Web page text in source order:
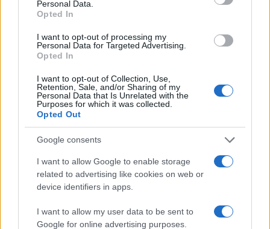
Personal Data.
Opted In
I want to opt-out of processing my
Personal Data for Targeted Advertising.
Opted In
I want to opt-out of Collection, Use,
Retention, Sale, and/or Sharing of my
Personal Data that Is Unrelated with the
Purposes for which it was collected.
Opted Out
Google consents
I want to allow Google to enable storage
related to advertising like cookies on web or
device identifiers in apps.
I want to allow my user data to be sent to
Google for online advertising purposes.
Cómo el orden en casa reduce el estrés y
mejora el sueño
SALUD Y BIENESTAR